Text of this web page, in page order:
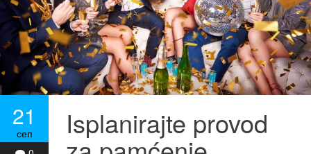
21
сеп
Isplanirajte provod